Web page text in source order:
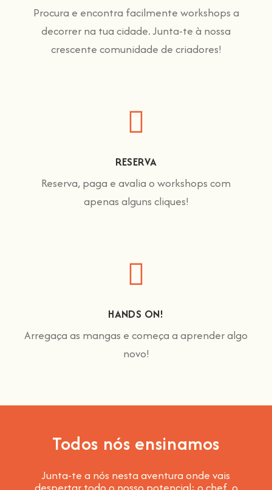
Procura e encontra facilmente workshops a
decorrer na tua cidade. Junta-te à nossa
crescente comunidade de criadores!
RESERVA
Reserva, paga e avalia o workshops com
apenas alguns cliques!
HANDS ON!
Arregaça as mangas e começa a aprender algo
novo!
Todos nós ensinamos
Junta-te a nós nesta aventura onde vais